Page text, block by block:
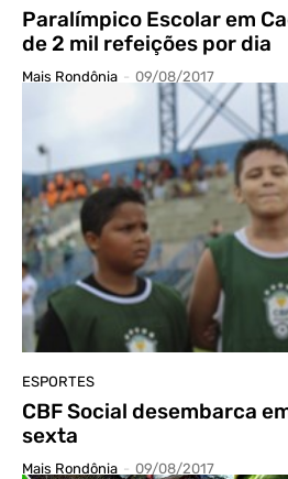
Paralímpico Escolar em
de 2 mil refeições por dia
Mais Rondônia - 09/08/2017
ESPORTES
CBF Social desembarca
sexta
Mais Rondônia - 09/08/2017